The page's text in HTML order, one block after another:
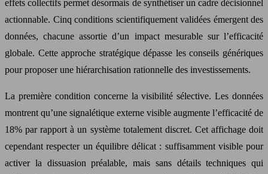
effets collectifs permet désormais de synthétiser un cadre décisionnel
actionnable. Cinq conditions scientifiquement validées émergent des
données, chacune assortie d’un impact mesurable sur l’efficacité
globale. Cette approche stratégique dépasse les conseils génériques
pour proposer une hiérarchisation rationnelle des investissements.
La première condition concerne la visibilité sélective. Les données
montrent qu’une signalétique externe visible augmente l’efficacité de
18% par rapport à un système totalement discret. Cet affichage doit
cependant respecter un équilibre délicat : suffisamment visible pour
activer la dissuasion préalable, mais sans détails techniques qui